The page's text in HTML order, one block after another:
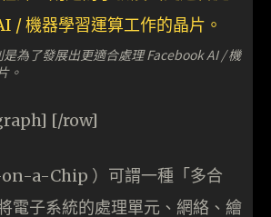
是為了發展出更適合處理 Facebook AI / 機
。
[/row]
a-Chip ）可謂一種「多合
電子系統的處理單元、網絡、繪